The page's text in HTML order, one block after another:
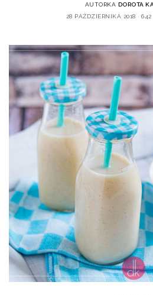
AUTORKA DOROTA
28 PAŹDZIERNIKA 2018
642